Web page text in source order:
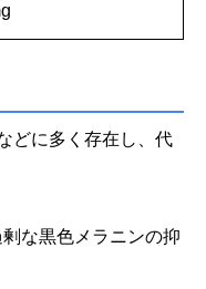
どに多く存在し、代
な黒色メラニンの抑